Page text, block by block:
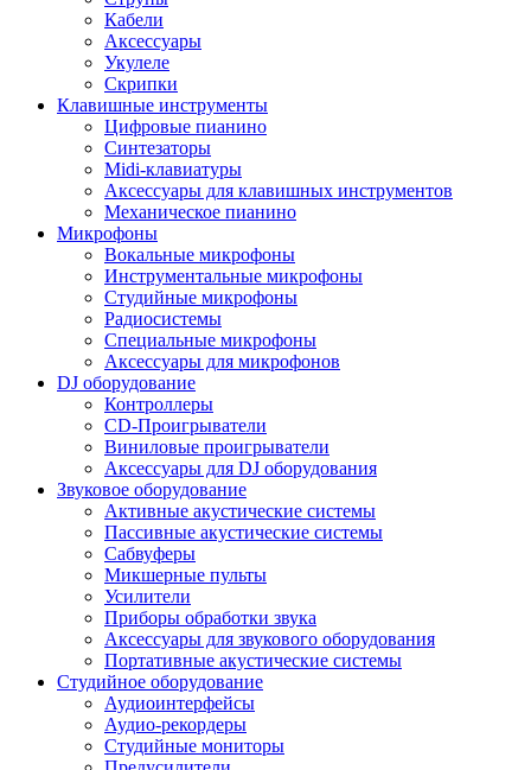
Кабели
Аксессуары
Укулеле
Скрипки
Клавишные инструменты
Цифровые пианино
Синтезаторы
Midi-клавиатуры
Аксессуары для клавишных инструментов
Механическое пианино
Микрофоны
Вокальные микрофоны
Инструментальные микрофоны
Студийные микрофоны
Радиосистемы
Специальные микрофоны
Аксессуары для микрофонов
DJ оборудование
Контроллеры
CD-Проигрыватели
Виниловые проигрыватели
Аксессуары для DJ оборудования
Звуковое оборудование
Активные акустические системы
Пассивные акустические системы
Сабвуферы
Микшерные пульты
Усилители
Приборы обработки звука
Аксессуары для звукового оборудования
Портативные акустические системы
Студийное оборудование
Аудиоинтерфейсы
Аудио-рекордеры
Студийные мониторы